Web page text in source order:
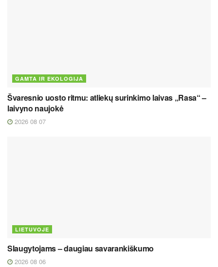
GAMTA IR EKOLOGIJA
Švaresnio uosto ritmu: atliekų surinkimo laivas „Rasa“ –
laivyno naujokė
2026 08 07
LIETUVOJE
Slaugytojams – daugiau savarankiškumo
2026 08 06